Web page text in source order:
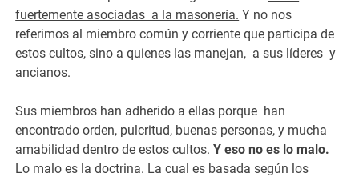
fuertemente asociadas a la masonería. Y no nos
referimos al miembro común y corriente que participa de
estos cultos, sino a quienes las manejan, a sus líderes y
ancianos.
Sus miembros han adherido a ellas porque han
encontrado orden, pulcritud, buenas personas, y mucha
amabilidad dentro de estos cultos.Y eso no es lo malo.
Lo malo es la doctrina. La cual es basada según los